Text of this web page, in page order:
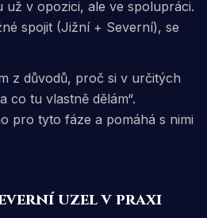
už v opozici, ale ve spolupráci.
spojit (Jižní + Severní), se
z důvodů, proč si v určitých
co tu vlastně dělám“.
pro tyto fáze a pomáhá s nimi
uzel v praxi